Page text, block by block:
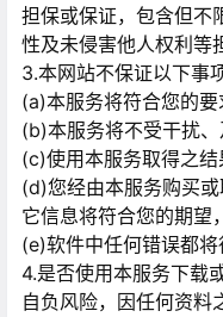
担保或保证，包含但不
性及未侵害他人权利等
3.本网站不保证以下事
(a)本服务将符合您的要
(b)本服务将不受干扰、
(c)使用本服务取得之结
(d)您经由本服务购买
它信息将符合您的期望
(e)软件中任何错误都将
4.是否使用本服务下载
自负风险，因任何资料